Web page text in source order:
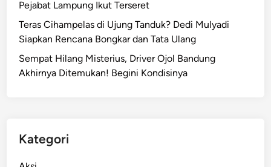
Pejabat Lampung Ikut Terseret
Teras Cihampelas di Ujung Tanduk? Dedi Mulyadi
Siapkan Rencana Bongkar dan Tata Ulang
Sempat Hilang Misterius, Driver Ojol Bandung
Akhirnya Ditemukan! Begini Kondisinya
Kategori